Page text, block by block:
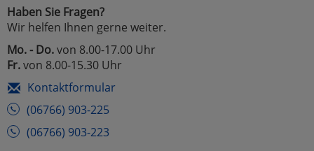
Haben Sie Fragen?
Wir helfen Ihnen gerne weiter.
Mo. - Do.von 8.00-17.00 Uhr
Fr.von 8.00-15.30 Uhr
Kontaktformular
(06766) 903-225
(06766) 903-223